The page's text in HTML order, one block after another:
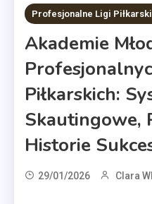
Profesjonalne Ligi
Akademie
Piłkarskich:
Skautingowe,
Historie
29/01/2026 Clara